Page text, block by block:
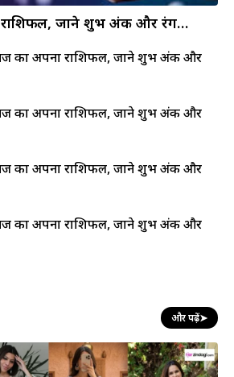
जाने शुभ अंक और रंग…
का अपना राशिफल, जाने शुभ अंक और
का अपना राशिफल, जाने शुभ अंक और
का अपना राशिफल, जाने शुभ अंक और
का अपना राशिफल, जाने शुभ अंक और
और पढ़ें➤